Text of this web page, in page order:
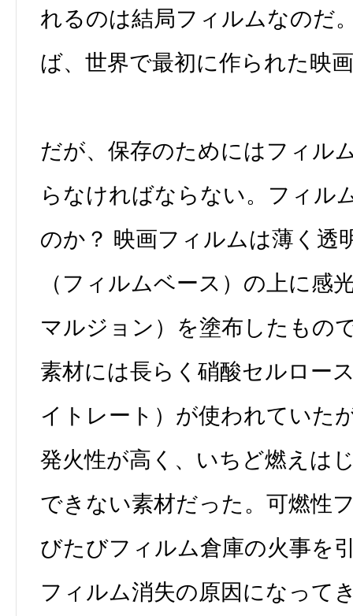
れるのは結局フィルムなのだ
ば、世界で最初に作られた映
だが、保存のためにはフィル
らなければならない。フィル
のか？ 映画フィルムは薄く透
（フィルムベース）の上に感
マルジョン）を塗布したもの
素材には長らく硝酸セルロー
イトレート）が使われていた
発火性が高く、いちど燃えは
できない素材だった。可燃性
びたびフィルム倉庫の火事を
フィルム消失の原因になって